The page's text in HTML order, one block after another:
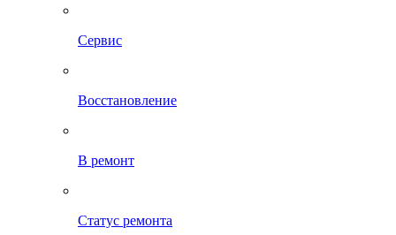
Сервис
Восстановление
В ремонт
Статус ремонта